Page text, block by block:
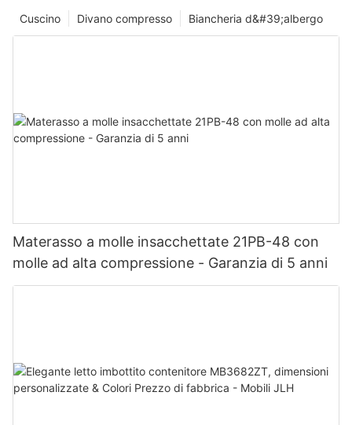
Biancheria d&#39;albergo
Divano compresso
Cuscino
Materasso a molle insacchettate 21PB-48 con
molle ad alta compressione - Garanzia di 5 anni